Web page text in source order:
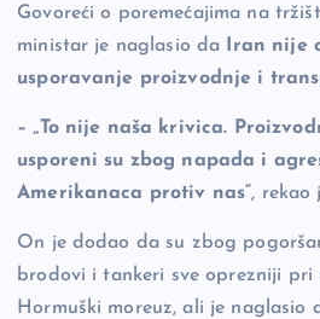
Govoreći o poremećajima na
ministar je naglasio da
Iran nije
usporavanje proizvodnje i
– „To nije naša krivica.
usporeni su zbog napada i
Amerikanaca protiv nas“, rekao
On je dodao da su zbog
brodovi i tankeri sve oprezniji pri
Hormuški moreuz, ali je naglasio